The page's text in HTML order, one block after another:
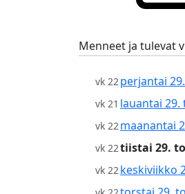
Menneet ja tulevat
vk 22 perjantai
vk 21 lauantai
vk 22 maanantai
vk 22tiistai 29.
vk 22 keskiviikko